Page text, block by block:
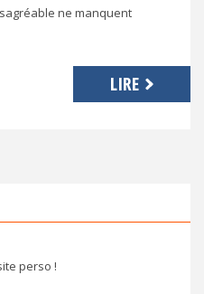
ne manquent
LIRE
perso !